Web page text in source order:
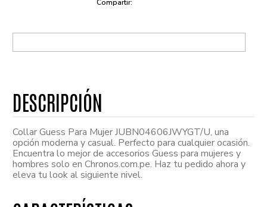
Collar Guess Para Mujer JUBN04606JWYGT/U, una
opción moderna y casual. Perfecto para cualquier ocasión.
Encuentra lo mejor de accesorios Guess para mujeres y
hombres solo en Chronos.com.pe. Haz tu pedido ahora y
eleva tu look al siguiente nivel.